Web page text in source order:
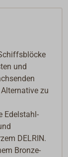
und
zu
Edelstahl-
DELRIN.
Bronze-